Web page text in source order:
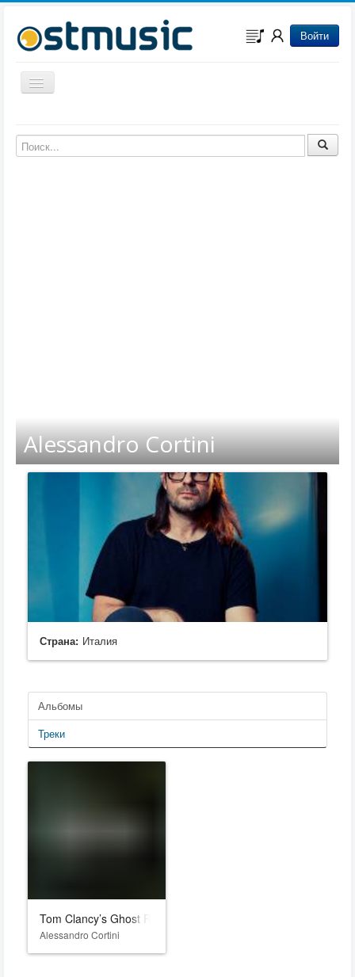
Войти
Включить/выключить навигацию
Музыка из мультфильмов
Музыка из сериалов
Alessandro Cortini
Страна: Италия
Альбомы
Треки
Tom Clancy’s Ghost Recon Breakpoint
Alessandro Cortini